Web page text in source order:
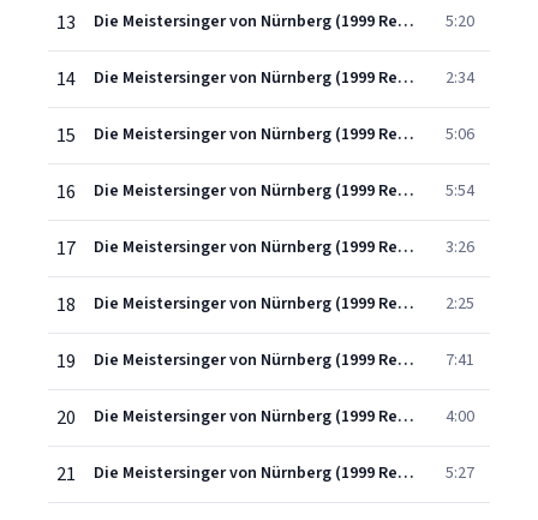
13 Die Meistersinger von Nürnberg (1999 Remastered Version), Act One, Scene Three: Vielleicht schon ginget ihr zu weit (Sachs/Die Meister/Kothner/Beckmesser/Vogelgesang/Nachtigall/Pogner) 5:20
14 Die Meistersinger von Nürnberg (1999 Remastered Version), Act One, Scene Three: Dacht' ich mir's doch! (Beckmesser/Die Meister/Kothner/Pogner/Nachtigall/Sachs) 2:34
15 Die Meistersinger von Nürnberg (1999 Remastered Version), Act One, Scene Three: Am stillen Herd in Winterszeit (Walther/Sachs/Beckmesser/Kothner/Vogelgesang/Nachtigall) 5:06
16 Die Meistersinger von Nürnberg (1999 Remastered Version), Act One, Scene Three: Nun, Meister, wenn's gefällt (Kothner/Walther/Beckmesser) 5:54
17 Die Meistersinger von Nürnberg (1999 Remastered Version), Act One, Scene Three: Fanget an! (Beckmesser/Walther) 3:26
18 Die Meistersinger von Nürnberg (1999 Remastered Version), Act One, Scene Three: Seid ihr nun fertig? (Beckmesser/Walther/Pogner/Kothner) 2:25
19 Die Meistersinger von Nürnberg (1999 Remastered Version), Act One, Scene Three: Halt! Meister! Nicht so geeilt! (Sachs/Beckmesser/Nachtigall/Kothner/Pogner/Die Meister/Walther/Lehrlingen) 7:41
20 Die Meistersinger von Nürnberg (1999 Remastered Version), Act Two, Scene One: Johannistag! Johannistag! (Lehrlingen/David/Magdalene/Sachs) 4:00
21 Die Meistersinger von Nürnberg (1999 Remastered Version), Act Two, Scene Two: Lass seh'n ob Meister Sachs zu Haus? (Pogner/Eva/Magdalene) 5:27